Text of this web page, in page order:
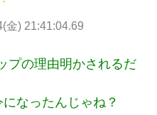
金) 21:41:04.69
プの理由明かされるだ
なったんじゃね？